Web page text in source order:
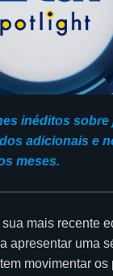
inéditos sobre
adicionais e
meses.
mais recente
apresentar uma
movimentar os